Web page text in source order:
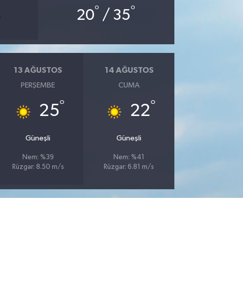
20° / 35°
13 AĞUSTOS
PERŞEMBE
25°
Güneşli
Nem: %39
Rüzgar: 8.50 m/s
14 AĞUSTOS
CUMA
22°
Güneşli
Nem: %41
Rüzgar: 6.81 m/s